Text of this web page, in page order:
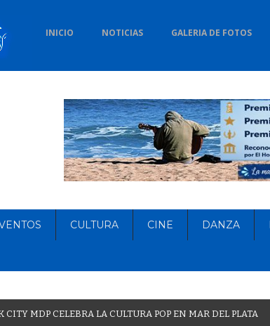
INICIO NOTICIAS GALERIA DE FOTOS
CULTURA CINE DANZA
CITY MDP CELEBRA LA CULTURA POP EN MAR DEL PLATA